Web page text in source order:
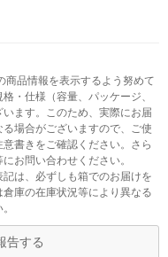
商品情報を表示するよう努めて
・仕様（容量、パッケージ、
ます。このため、実際にお届
場合がございますので、ご使
書きをご確認ください。さら
お問い合わせください。
は、必ずしも箱でのお届けを
庫の在庫状況等により異なる
告する